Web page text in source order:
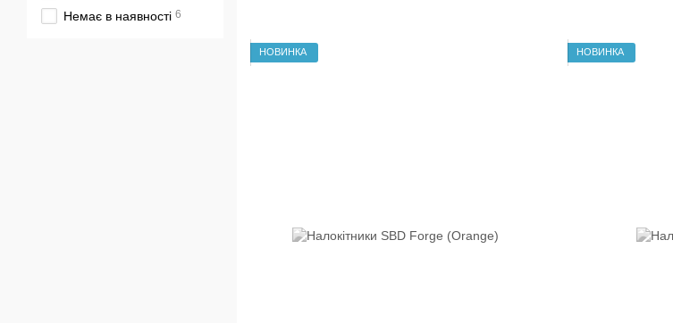
НОВИНКА НОВИНКА
Немає в наявності 6